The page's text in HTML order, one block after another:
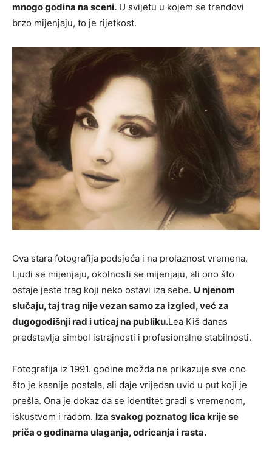
mnogo godina na sceni. U svijetu u kojem se trendovi
brzo mijenjaju, to je rijetkost.
Ova stara fotografija podsjeća i na prolaznost vremena.
Ljudi se mijenjaju, okolnosti se mijenjaju, ali ono što
ostaje jeste trag koji neko ostavi iza sebe. U njenom
slučaju, taj trag nije vezan samo za izgled, već za
dugogodišnji rad i uticaj na publiku.Lea Kiš danas
predstavlja simbol istrajnosti i profesionalne stabilnosti.
Fotografija iz 1991. godine možda ne prikazuje sve ono
što je kasnije postala, ali daje vrijedan uvid u put koji je
prešla. Ona je dokaz da se identitet gradi s vremenom,
iskustvom i radom. Iza svakog poznatog lica krije se
priča o godinama ulaganja, odricanja i rasta.